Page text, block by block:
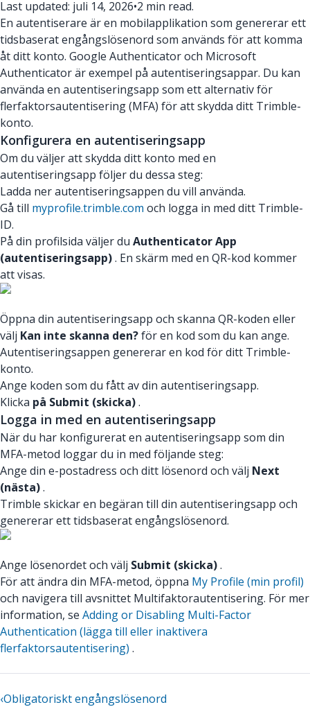
Last updated: juli 14, 2026•2 min read.
En autentiserare är en mobilapplikation som genererar ett
tidsbaserat engångslösenord som används för att komma
åt ditt konto. Google Authenticator och Microsoft
Authenticator är exempel på autentiseringsappar. Du kan
använda en autentiseringsapp som ett alternativ för
flerfaktorsautentisering (MFA) för att skydda ditt Trimble-
konto.
Konfigurera en autentiseringsapp
Om du väljer att skydda ditt konto med en
autentiseringsapp följer du dessa steg:
Ladda ner autentiseringsappen du vill använda.
Gå till myprofile.trimble.com och logga in med ditt Trimble-
ID.
På din profilsida väljer du Authenticator App
(autentiseringsapp). En skärm med en QR-kod kommer
att visas.
Öppna din autentiseringsapp och skanna QR-koden eller
välj Kan inte skanna den?för en kod som du kan ange.
Autentiseringsappen genererar en kod för ditt Trimble-
konto.
Ange koden som du fått av din autentiseringsapp.
Klicka på Submit (skicka).
Logga in med en autentiseringsapp
När du har konfigurerat en autentiseringsapp som din
MFA-metod loggar du in med följande steg:
Ange din e-postadress och ditt lösenord och välj Next
(nästa).
Trimble skickar en begäran till din autentiseringsapp och
genererar ett tidsbaserat engångslösenord.
Ange lösenordet och välj Submit (skicka).
För att ändra din MFA-metod, öppna My Profile (min profil)
och navigera till avsnittet Multifaktorautentisering. För mer
information, se Adding or Disabling Multi-Factor
Authentication (lägga till eller inaktivera
flerfaktorsautentisering) .
‹Obligatoriskt engångslösenord